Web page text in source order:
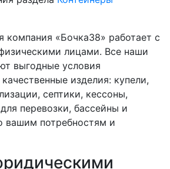
компания «Бочка38» работает с
лицами. Все наши
выгодные условия
изделия: купели,
септики, кессоны,
перевозки, бассейны и
вашим потребностям и